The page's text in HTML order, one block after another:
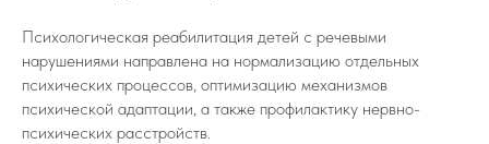
Психологическая реабилитация детей с речевыми
нарушениями направлена на нормализацию отдельных
психических процессов, оптимизацию механизмов
психической адаптации, а также профилактику нервно-
психических расстройств.